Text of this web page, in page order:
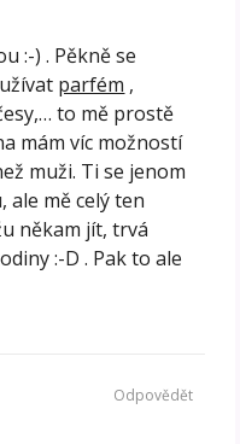
:-) . Pěkně se
parfém ,
to mě prostě
mám víc možností
muži. Ti se jenom
ale mě celý ten
někam jít, trvá
:-D . Pak to ale
Odpovědět